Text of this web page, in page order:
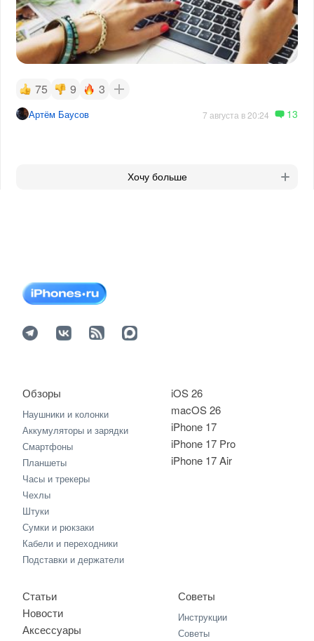
75 9 3
Артём Баусов 7 августа в 20:24 13
Хочу больше
iOS 26
macOS 26
iPhone 17
iPhone 17 Pro
iPhone 17 Air
Обзоры
Наушники и колонки
Аккумуляторы и зарядки
Смартфоны
Планшеты
Часы и трекеры
Чехлы
Штуки
Сумки и рюкзаки
Кабели и переходники
Подставки и держатели
Статьи
Новости
Аксессуары
Советы
Инструкции
Советы